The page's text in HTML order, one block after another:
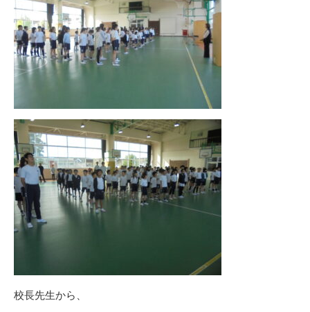
校長先生から、